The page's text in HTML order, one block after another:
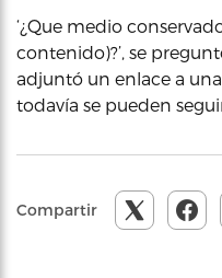
‘¿Que medio
contenido)?’, se
adjuntó un enlace a
todavía se pueden
Compartir